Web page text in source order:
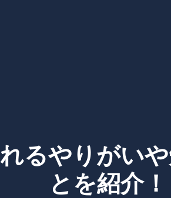
るやりがい
とを紹介！